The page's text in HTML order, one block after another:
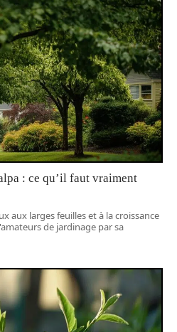
: ce qu’il faut vraiment
aux larges feuilles et à la croissance
de jardinage par sa